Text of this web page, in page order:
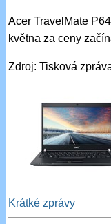
Acer TravelMate
května za ceny
Zdroj: Tisková
Krátké zprávy